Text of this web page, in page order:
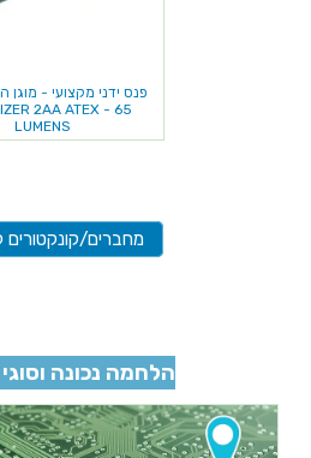
פנס ידני מקצועי - מוגן
2AA ATEX - 65
LUMENS
מחברים/קונקטורים
הלחמה נכונה